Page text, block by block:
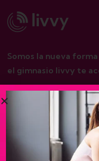
Somos la nueva
el gimnasio livvy te
De interés